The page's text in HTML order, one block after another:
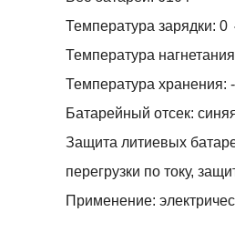
Температура зарядки: 0
Температура
Температура хранения:
Батарейный отсек:
Защита литиевых
перегрузки по току,
Применение: